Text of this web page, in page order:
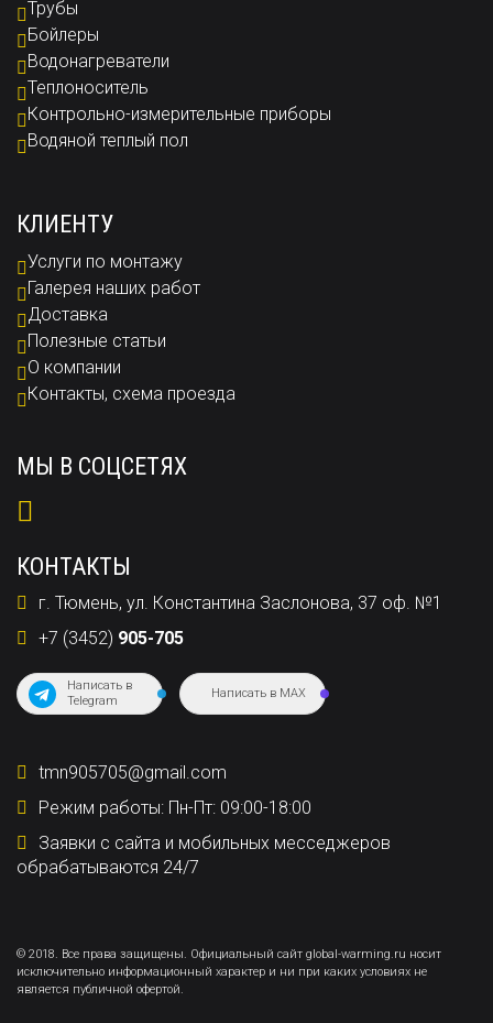
Трубы
Бойлеры
Водонагреватели
Теплоноситель
Контрольно-измерительные приборы
Водяной теплый пол
КЛИЕНТУ
Услуги по монтажу
Галерея наших работ
Доставка
Полезные статьи
О компании
Контакты, схема проезда
МЫ В СОЦСЕТЯХ
КОНТАКТЫ
г. Тюмень, ул. Константина Заслонова, 37 оф. №1
+7 (3452) 905-705
Написать в
Telegram
Написать в MAX
tmn905705@gmail.com
Режим работы: Пн-Пт: 09:00-18:00
Заявки с сайта и мобильных месседжеров
обрабатываются 24/7
© 2018. Все права защищены. Официальный сайт global-warming.ru носит
исключительно информационный характер и ни при каких условиях не
является публичной офертой.